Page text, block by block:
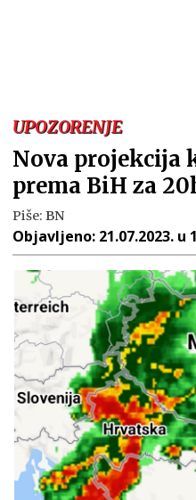
UPOZORENJE
Nova projekcija
prema BiH za
Piše: BN
Objavljeno: 21.07.2023. u